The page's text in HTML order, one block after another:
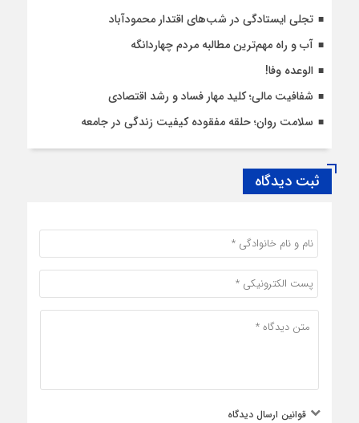
تجلی ایستادگی در شب‌های اقتدار محمودآباد
آب و راه مهم‌ترین مطالبه مردم چهاردانگه
الوعده وفا!
شفافیت مالی؛ کلید مهار فساد و رشد اقتصادی
سلامت روان؛ حلقه مفقوده کیفیت زندگی در جامعه
ثبت دیدگاه
قوانین ارسال دیدگاه